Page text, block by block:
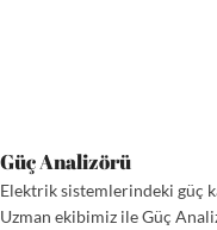
Güç Analizörü
Elektrik sistemlerindeki güç
Uzman ekibimiz ile Güç